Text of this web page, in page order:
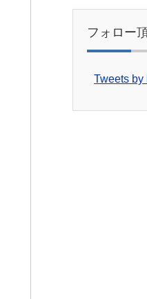
フォロー
Tweets by